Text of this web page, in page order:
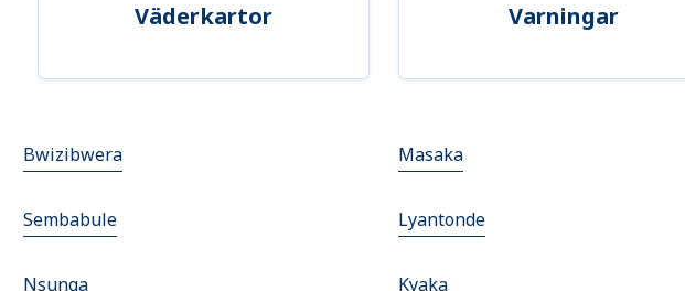
Väderkartor Varningar
Bwizibwera Masaka
Sembabule Lyantonde
Nsunga Kyaka